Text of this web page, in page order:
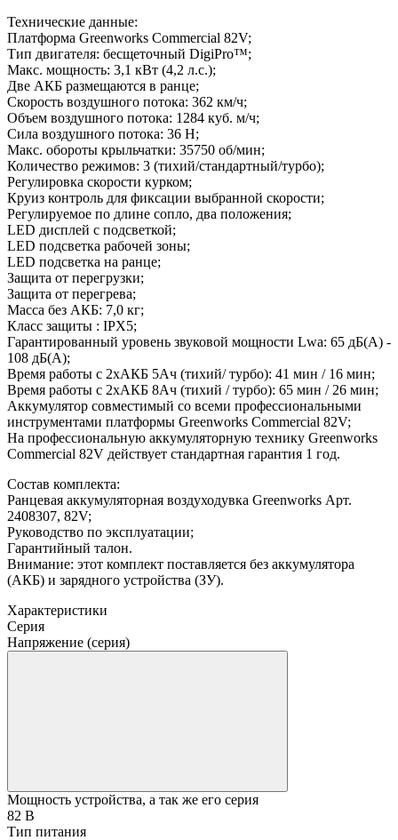
Технические данные:
Платформа Greenworks Commercial 82V;
Тип двигателя: бесщеточный DigiPro™;
Макс. мощность: 3,1 кВт (4,2 л.с.);
Две АКБ размещаются в ранце;
Скорость воздушного потока: 362 км/ч;
Объем воздушного потока: 1284 куб. м/ч;
Сила воздушного потока: 36 Н;
Макс. обороты крыльчатки: 35750 об/мин;
Количество режимов: 3 (тихий/стандартный/турбо);
Регулировка скорости курком;
Круиз контроль для фиксации выбранной скорости;
Регулируемое по длине сопло, два положения;
LED дисплей с подсветкой;
LED подсветка рабочей зоны;
LED подсветка на ранце;
Защита от перегрузки;
Защита от перегрева;
Масса без АКБ: 7,0 кг;
Класс защиты : IPX5;
Гарантированный уровень звуковой мощности Lwa: 65 дБ(А) -
108 дБ(А);
Время работы с 2хАКБ 5Ач (тихий/ турбо): 41 мин / 16 мин;
Время работы с 2хАКБ 8Ач (тихий / турбо): 65 мин / 26 мин;
Аккумулятор совместимый со всеми профессиональными
инструментами платформы Greenworks Commercial 82V;
На профессиональную аккумуляторную технику Greenworks
Commercial 82V действует стандартная гарантия 1 год.
Состав комплекта:
Ранцевая аккумуляторная воздуходувка Greenworks Арт.
2408307, 82V;
Руководство по эксплуатации;
Гарантийный талон.
Внимание: этот комплект поставляется без аккумулятора
(АКБ) и зарядного устройства (ЗУ).
Характеристики
Серия
Напряжение (серия)
Мощность устройства, а так же его серия
82 В
Тип питания